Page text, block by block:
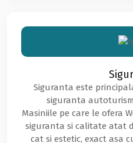
Siguranta este
siguranta
Masiniile pe care le ofera
siguranta si calitate atat
cat si estetic, exact asa